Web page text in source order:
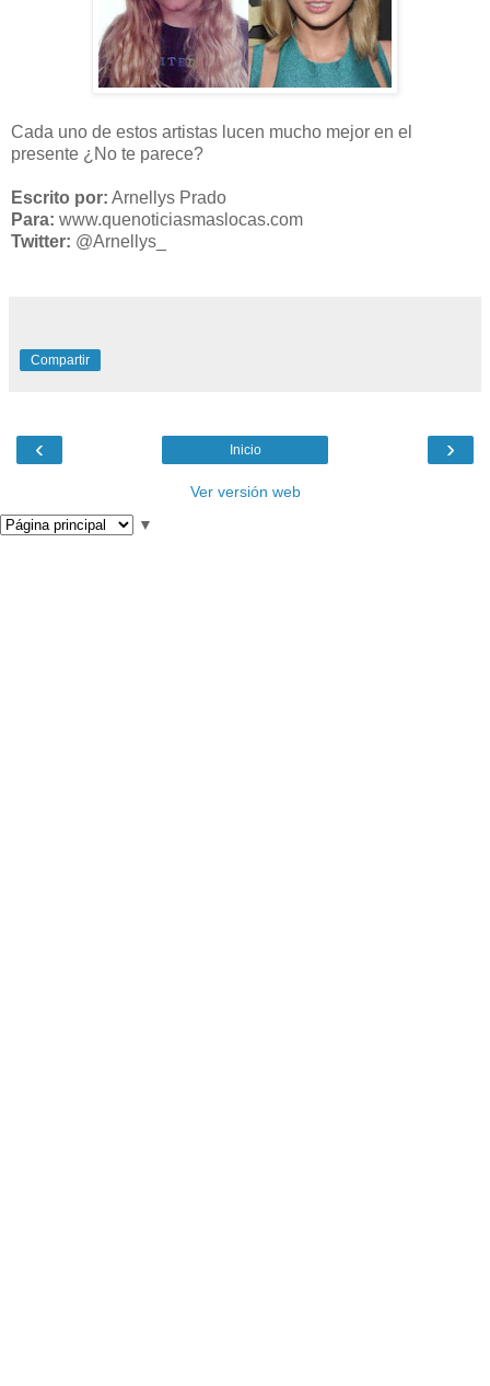
Cada uno de estos artistas lucen mucho mejor en el
presente ¿No te parece?
Escrito por: Arnellys Prado
Para: www.quenoticiasmaslocas.com
Twitter: @Arnellys_
Compartir
‹ ›
Inicio
Ver versión web
▼